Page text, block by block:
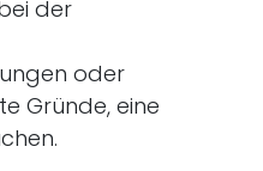
der
oder
Gründe, eine